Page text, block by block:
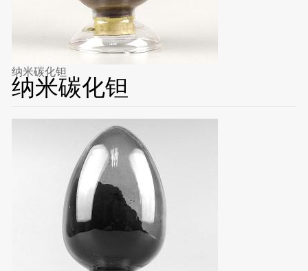
纳米碳化钽
纳米碳化钽